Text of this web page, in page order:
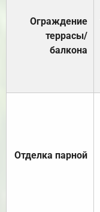
Ограждение
террасы/
балкона
Отделка парной